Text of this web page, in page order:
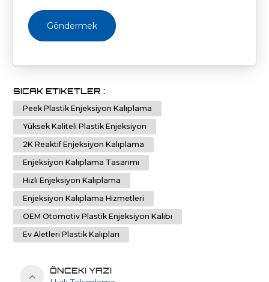
Göndermek
SICAK ETIKETLER :
Peek Plastik Enjeksiyon Kalıplama
Yüksek Kaliteli Plastik Enjeksiyon
2K Reaktif Enjeksiyon Kalıplama
Enjeksiyon Kalıplama Tasarımı
Hızlı Enjeksiyon Kalıplama
Enjeksiyon Kalıplama Hizmetleri
OEM Otomotiv Plastik Enjeksiyon Kalıbı
Ev Aletleri Plastik Kalıpları
ÖNCEKI YAZI